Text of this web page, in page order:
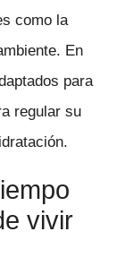
como la
En
para
regular su
vivir